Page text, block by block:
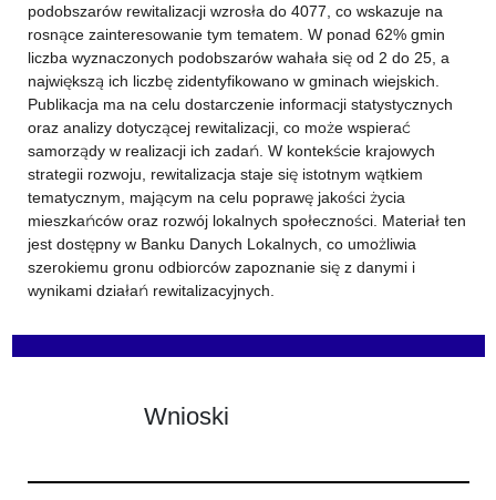
podobszarów rewitalizacji wzrosła do 4077, co wskazuje na
rosnące zainteresowanie tym tematem. W ponad 62% gmin
liczba wyznaczonych podobszarów wahała się od 2 do 25, a
największą ich liczbę zidentyfikowano w gminach wiejskich.
Publikacja ma na celu dostarczenie informacji statystycznych
oraz analizy dotyczącej rewitalizacji, co może wspierać
samorządy w realizacji ich zadań. W kontekście krajowych
strategii rozwoju, rewitalizacja staje się istotnym wątkiem
tematycznym, mającym na celu poprawę jakości życia
mieszkańców oraz rozwój lokalnych społeczności. Materiał ten
jest dostępny w Banku Danych Lokalnych, co umożliwia
szerokiemu gronu odbiorców zapoznanie się z danymi i
wynikami działań rewitalizacyjnych.
Wnioski